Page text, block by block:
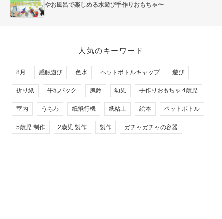
やお風呂で楽しめる水遊び手作りおもちゃ〜
人気のキーワード
8月 感触遊び 色水 ペットボトルキャップ 遊び
折り紙 牛乳パック 風鈴 幼児 手作りおもちゃ 4歳児
室内 うちわ 紙飛行機 紙粘土 絵本 ペットボトル
5歳児 制作 2歳児 製作 製作 ガチャガチャの容器